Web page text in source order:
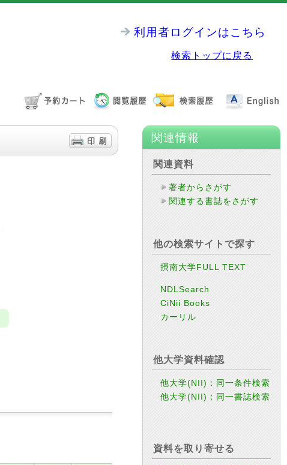
利用者ログインはこちら
検索トップに戻る
関連情報
関連資料
著者からさがす
関連する書誌をさがす
他の検索サイトで探す
摂南大学FULL TEXT
NDLSearch
CiNii Books
カーリル
他大学資料確認
他大学(NII)：同一条件検索
他大学(NII)：同一書誌検索
資料を取り寄せる